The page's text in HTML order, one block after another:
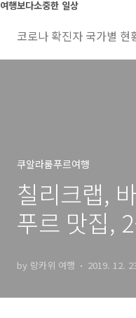
본문 바로가기
여행보다소중한 일상
코로나 확진자 국가별 현
쿠알라룸푸르여행
칠리크랩,
푸르 맛집, 2곳 싸고맛
by 랑카위 여행 2019. 12.